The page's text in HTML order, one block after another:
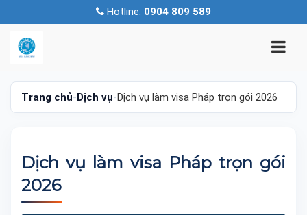
Hotline: 0904 809 589
Trang chủ-Dịch vụ-Dịch vụ làm visa Pháp trọn gói 2026
Dịch vụ làm visa Pháp trọn gói
2026